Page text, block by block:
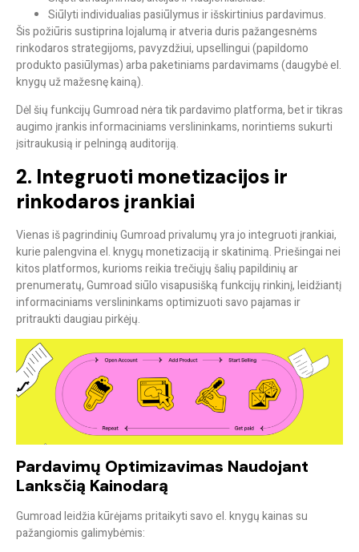
Siūlyti individualias pasiūlymus ir išskirtinius pardavimus.
Šis požiūris sustiprina lojalumą ir atveria duris pažangesnėms
rinkodaros strategijoms, pavyzdžiui,upsellingui(papildomo
produkto pasiūlymas) arba paketiniams pardavimams(daugybė el.
knygų už mažesnę kainą).
Dėl šių funkcijų Gumroad nėra tik pardavimo platforma, bet ir tikras
augimo įrankis informaciniams verslininkams, norintiems sukurti
įsitraukusią ir pelningą auditoriją.
2. Integruoti monetizacijos ir
rinkodaros įrankiai
Vienas iš pagrindiniųGumroadprivalumų yra jo integruoti įrankiai,
kurie palengvina el. knygų monetizaciją ir skatinimą. Priešingai nei
kitos platformos, kurioms reikia trečiųjų šalių papildinių ar
prenumeratų, Gumroad siūlo visapusišką funkcijų rinkinį, leidžiantį
informaciniams verslininkams optimizuoti savo pajamas ir
pritraukti daugiau pirkėjų.
Pardavimų Optimizavimas Naudojant
Lanksčią Kainodarą
Gumroad leidžia kūrėjams pritaikyti savo el. knygų kainas su
pažangiomis galimybėmis: